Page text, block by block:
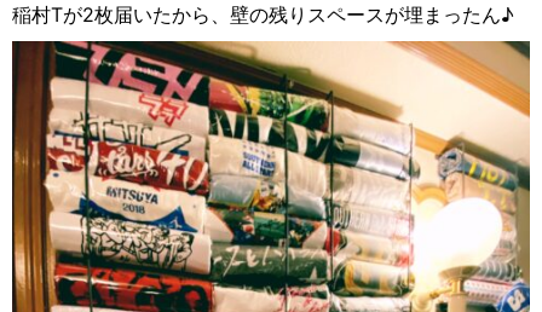
稲村Tが2枚届いたから、壁の残りスペースが埋まったん♪